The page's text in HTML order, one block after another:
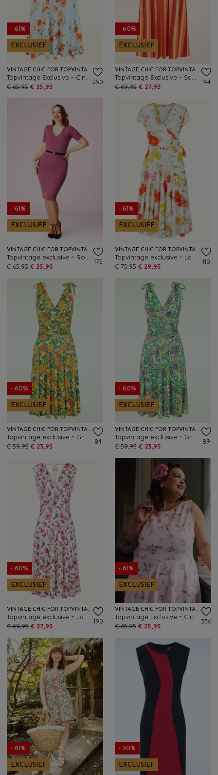
- 61%
EXCLUSIEF
VINTAGE CHIC FOR TOPVINTAGE
€ 65,95 € 25,95
250
- 60%
EXCLUSIEF
VINTAGE CHIC FOR TOPVINTAGE
€ 69,95 € 27,95
144
- 61%
EXCLUSIEF
VINTAGE CHIC FOR TOPVINTAGE
€ 65,95 € 25,95
175
- 61%
EXCLUSIEF
VINTAGE CHIC FOR TOPVINTAGE
€ 75,95 € 29,95
110
- 60%
EXCLUSIEF
VINTAGE CHIC FOR TOPVINTAGE
€ 59,95 € 23,95
84
- 60%
EXCLUSIEF
VINTAGE CHIC FOR TOPVINTAGE
€ 59,95 € 23,95
89
- 60%
EXCLUSIEF
VINTAGE CHIC FOR TOPVINTAGE
€ 69,95 € 27,95
190
- 61%
EXCLUSIEF
VINTAGE CHIC FOR TOPVINTAGE
€ 65,95 € 25,95
336
- 61%
EXCLUSIEF
- 50%
EXCLUSIEF